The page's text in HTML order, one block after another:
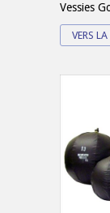
Vessies
VERS